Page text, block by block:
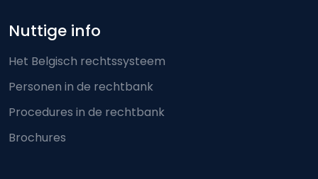
Nuttige info
Het Belgisch rechtssysteem
Personen in de rechtbank
Procedures in de rechtbank
Brochures